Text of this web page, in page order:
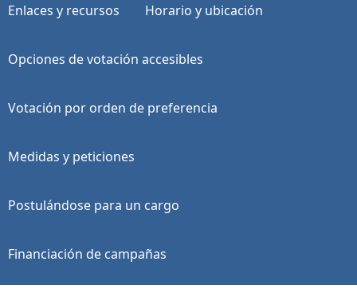
Enlaces y recursos Horario y ubicación
Opciones de votación accesibles
Votación por orden de preferencia
Medidas y peticiones
Postulándose para un cargo
Financiación de campañas